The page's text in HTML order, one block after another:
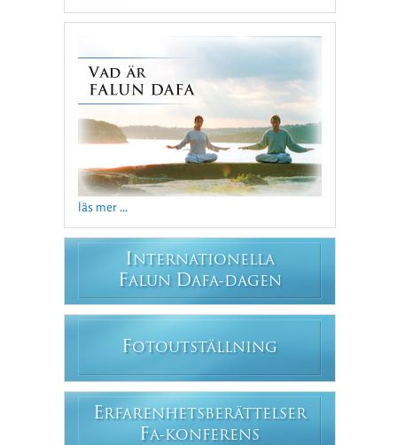
läs mer ...
INTERNATIONELLA
FALUN DAFA-DAGEN
FOTOUTSTÄLLNING
ERFARENHETSBERÄTTELSER
FA-KONFERENS